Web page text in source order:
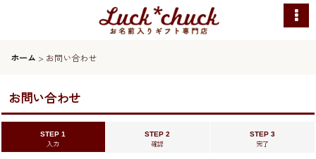
ホーム > お問い合わせ
お問い合わせ
STEP 1
入力
STEP 2
確認
STEP 3
完了